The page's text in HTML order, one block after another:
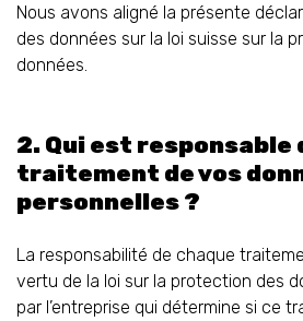
Nous avons aligné la présente
des données sur la loi suisse sur la
données.
2. Qui est responsable
traitement de vos
personnelles ?
La responsabilité de chaque
vertu de la loi sur la protection des
par l’entreprise qui détermine si ce